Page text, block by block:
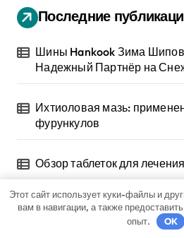
Последние
Шины Hankook Зима
Надежный Партнёр на
Ихтиоловая мазь:
фурункулов
Обзор таблеток для
Обзор эффективных мазей
рассасывающим эффектом
Этот сайт использует куки-файлы и
вам в навигации, а также
опыт.
OK